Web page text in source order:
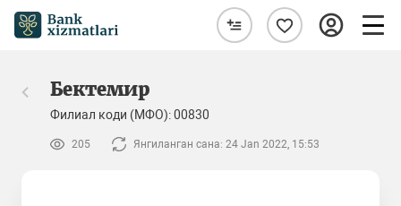
Бектемир
Филиал коди (МФО): 00830
205 Янгиланган сана: 24 Jan 2022, 15:53